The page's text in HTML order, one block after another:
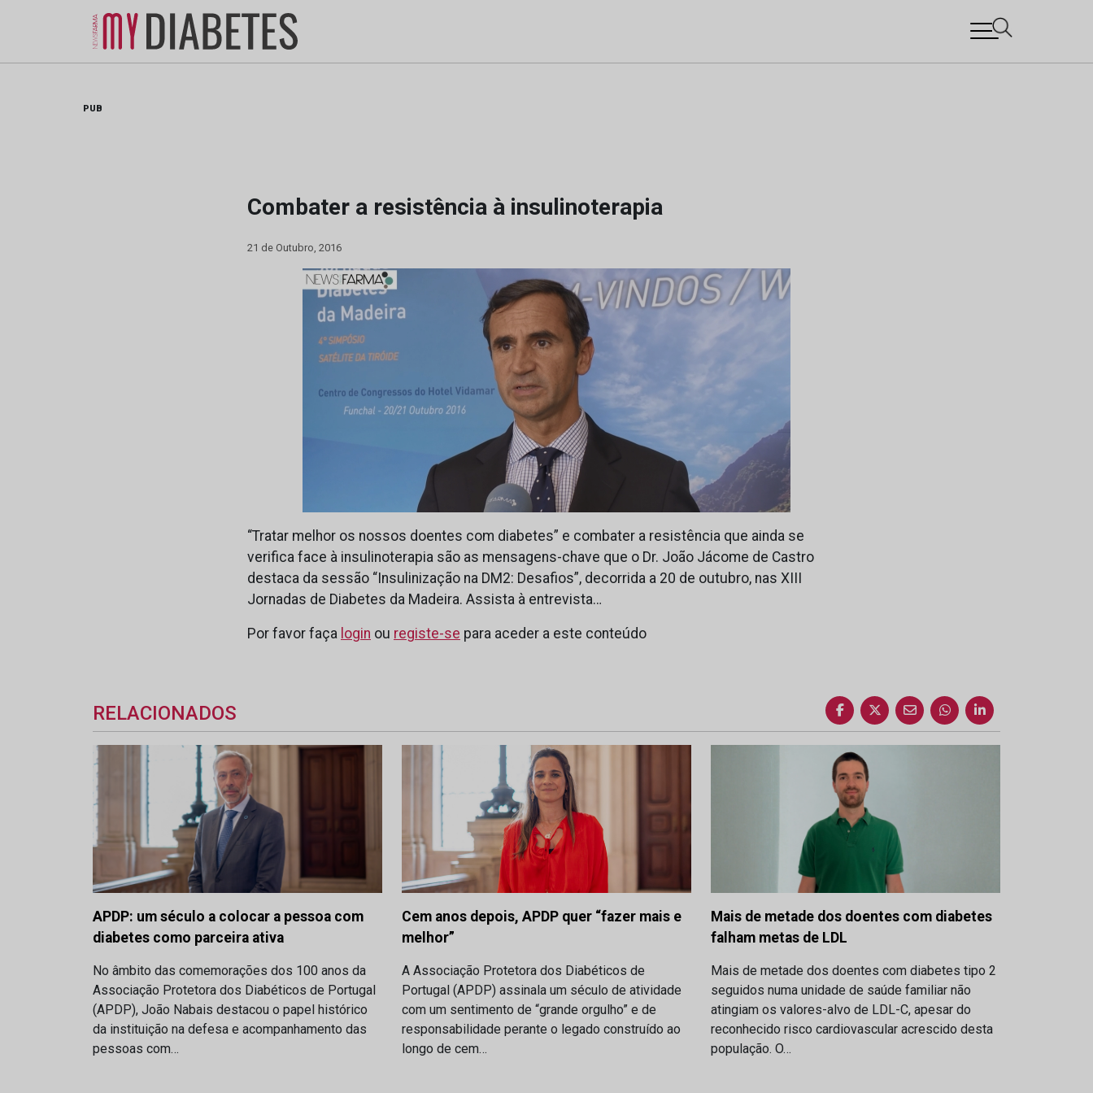
PUB
Combater a resistência à insulinoterapia
21 de Outubro, 2016
“Tratar melhor os nossos doentes com diabetes” e combater a resistência que ainda se
verifica face à insulinoterapia são as mensagens-chave que o Dr. João Jácome de Castro
destaca da sessão “Insulinização na DM2: Desafios”, decorrida a 20 de outubro, nas XIII
Jornadas de Diabetes da Madeira. Assista à entrevista…
Por favor faça login ou registe-se para aceder a este conteúdo
RELACIONADOS
APDP: um século a colocar a pessoa com
diabetes como parceira ativa
No âmbito das comemorações dos 100 anos da
Associação Protetora dos Diabéticos de Portugal
(APDP), João Nabais destacou o papel histórico
da instituição na defesa e acompanhamento das
pessoas com…
Cem anos depois, APDP quer “fazer mais e
melhor”
A Associação Protetora dos Diabéticos de
Portugal (APDP) assinala um século de atividade
com um sentimento de “grande orgulho” e de
responsabilidade perante o legado construído ao
longo de cem…
Mais de metade dos doentes com diabetes
falham metas de LDL
Mais de metade dos doentes com diabetes tipo 2
seguidos numa unidade de saúde familiar não
atingiam os valores-alvo de LDL-C, apesar do
reconhecido risco cardiovascular acrescido desta
população. O…